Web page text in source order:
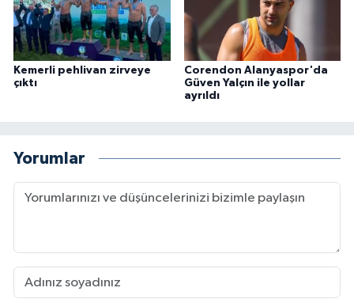
Kemerli pehlivan zirveye
çıktı
Corendon Alanyaspor'da
Güven Yalçın ile yollar
ayrıldı
Yorumlar